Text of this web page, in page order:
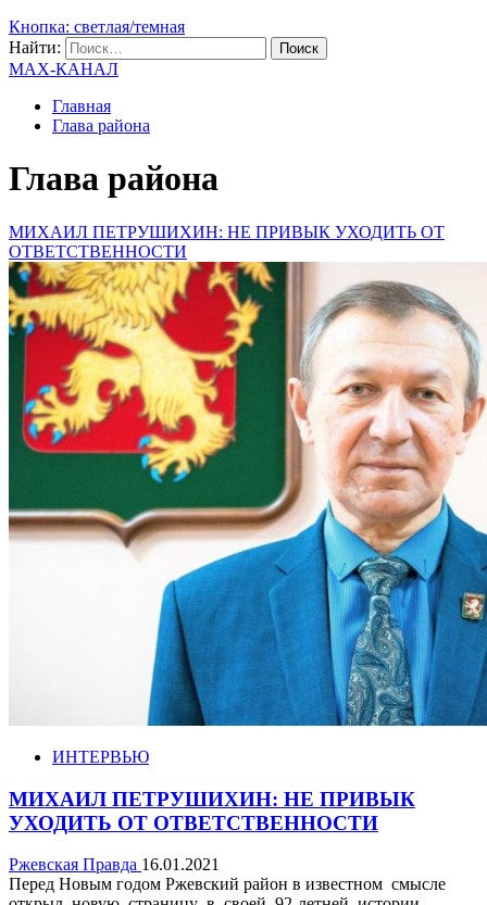
Кнопка: светлая/темная
Найти:
MAX-КАНАЛ
Главная
Глава района
Глава района
МИХАИЛ ПЕТРУШИХИН: НЕ ПРИВЫК УХОДИТЬ ОТ
ОТВЕТСТВЕННОСТИ
ИНТЕРВЬЮ
МИХАИЛ ПЕТРУШИХИН: НЕ ПРИВЫК
УХОДИТЬ ОТ ОТВЕТСТВЕННОСТИ
Ржевская Правда 16.01.2021
Перед Новым годом Ржевский район в известном смысле